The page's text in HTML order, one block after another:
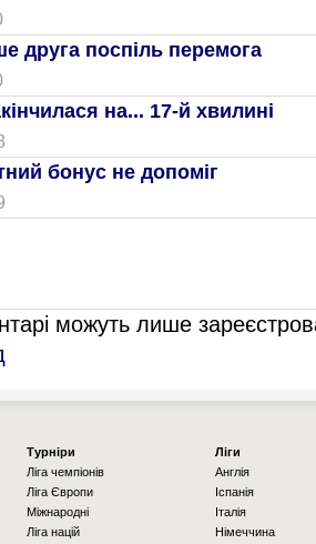
друга поспіль перемога
на... 17-й хвилині
бонус не допоміг
можуть лише
Турніри
Ліга чемпіонів
Ліга Європи
Міжнародні
Ліга націй
Ліги
Англія
Іспанія
Італія
Німеччина